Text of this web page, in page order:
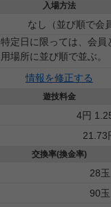
入場方法
なし（並び順で会
特定日に限っては、会員
用場所に並び順で並ぶ。
情報を修正する
遊技料金
4円
21.73
交換率(換金率)
28玉
90玉